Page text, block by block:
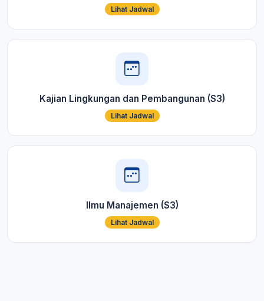
Lihat Jadwal
Kajian Lingkungan dan Pembangunan (S3)
Lihat Jadwal
Ilmu Manajemen (S3)
Lihat Jadwal